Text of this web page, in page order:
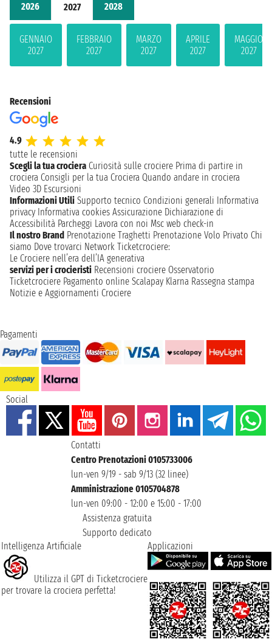
2026 2027 2028
GENNAIO
2027
FEBBRAIO
2027
MARZO
2027
APRILE
2027
MAGGIO
2027
Recensioni
4.9
tutte le recensioni
Scegli la tua crociera Curiosità sulle crociere Prima di partire in
crociera Consigli per la tua Crociera Quando andare in crociera
Video 3D Escursioni
Informazioni Utili Supporto tecnico Condizioni generali Informativa
privacy Informativa cookies Assicurazione Dichiarazione di
Accessibilità Parcheggi Lavora con noi Msc web check-in
Il nostro Brand Prenotazione Traghetti Prenotazione Volo Privato Chi
siamo Dove trovarci Network Ticketcrociere:
Le Crociere nell’era dell’IA generativa
servizi per i crocieristi Recensioni crociere Osservatorio
Ticketcrociere Pagamento online Scalapay Klarna Rassegna stampa
Notizie e Aggiornamenti Crociere
Pagamenti
Social
Contatti
Centro Prenotazioni 0105733006
lun-ven 9/19 - sab 9/13 (32 linee)
Amministrazione 0105704878
lun-ven 09:00 - 12:00 e 15:00 - 17:00
Assistenza gratuita
Supporto dedicato
Intelligenza Artificiale
Utilizza il GPT di Ticketcrociere
per trovare la crociera perfetta!
Applicazioni